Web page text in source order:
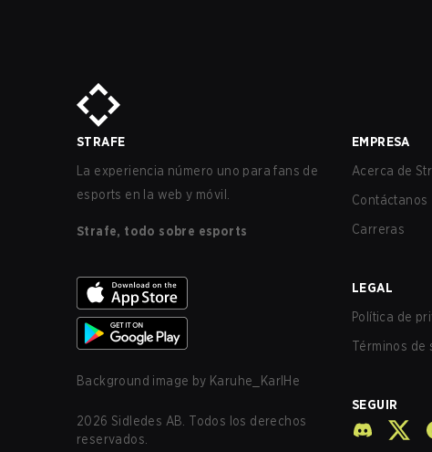
STRAFE
La experiencia número uno para fans de
esports en la web y móvil.
Strafe, todo sobre esports
Background image by Karuhe_KarlHe
2026 Sidledes AB. Todos los derechos
reservados.
EMPRESA
Acerca de
Contáctanos
Carreras
LEGAL
Política de
Términos de
SEGUIR